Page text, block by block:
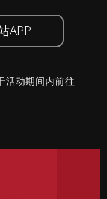
APP
活动期间内前往